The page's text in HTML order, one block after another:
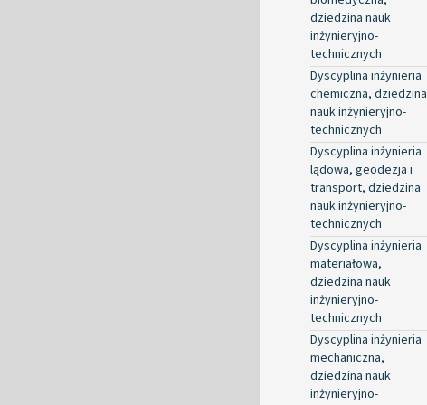
dziedzina nauk
inżynieryjno-
technicznych
Dyscyplina inżynieria
chemiczna, dziedzina
nauk inżynieryjno-
technicznych
Dyscyplina inżynieria
lądowa, geodezja i
transport, dziedzina
nauk inżynieryjno-
technicznych
Dyscyplina inżynieria
materiałowa,
dziedzina nauk
inżynieryjno-
technicznych
Dyscyplina inżynieria
mechaniczna,
dziedzina nauk
inżynieryjno-